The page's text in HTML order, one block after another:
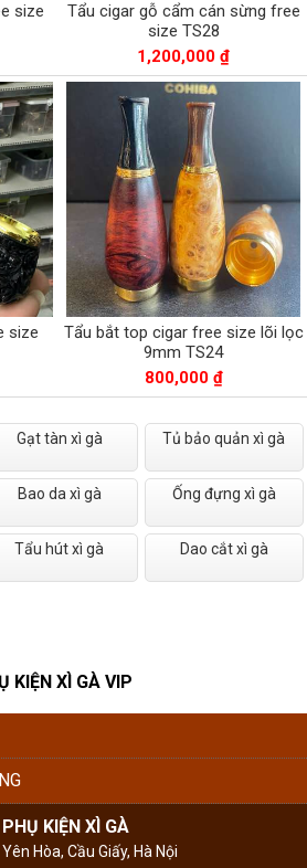
size
Tẩu cigar gỗ cẩm cán sừng free
size TS28
1,200,000 ₫
size
Tẩu bắt top cigar free size lõi lọc
9mm TS24
800,000 ₫
Gạt tàn xì gà Tủ bảo quản xì gà
Bao da xì gà Ống đựng xì gà
Tẩu hút xì gà Dao cắt xì gà
KIỆN XÌ GÀ VIP
KIỆN XÌ GÀ
Hòa, Cầu Giấy, Hà Nội